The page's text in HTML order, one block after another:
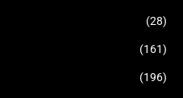
(28)
(161)
(196)